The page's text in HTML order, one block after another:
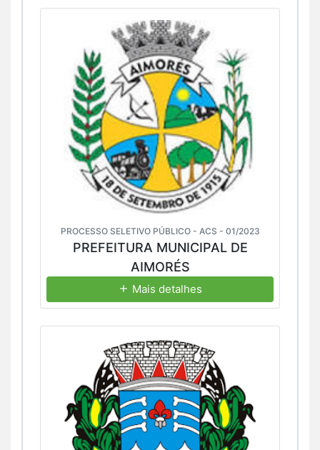
PROCESSO SELETIVO PÚBLICO - ACS - 01/2023
PREFEITURA MUNICIPAL DE
AIMORÉS
Mais detalhes